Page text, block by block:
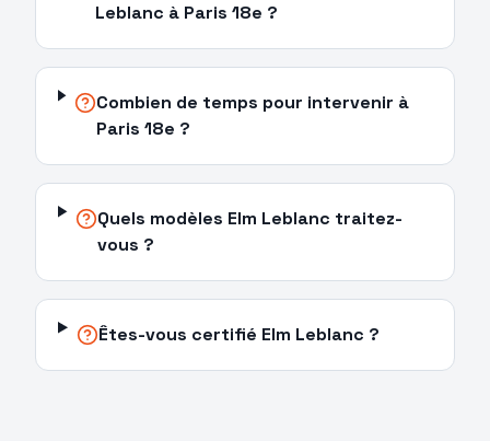
Leblanc à Paris 18e ?
Combien de temps pour intervenir à
Paris 18e ?
Quels modèles Elm Leblanc traitez-
vous ?
Êtes-vous certifié Elm Leblanc ?